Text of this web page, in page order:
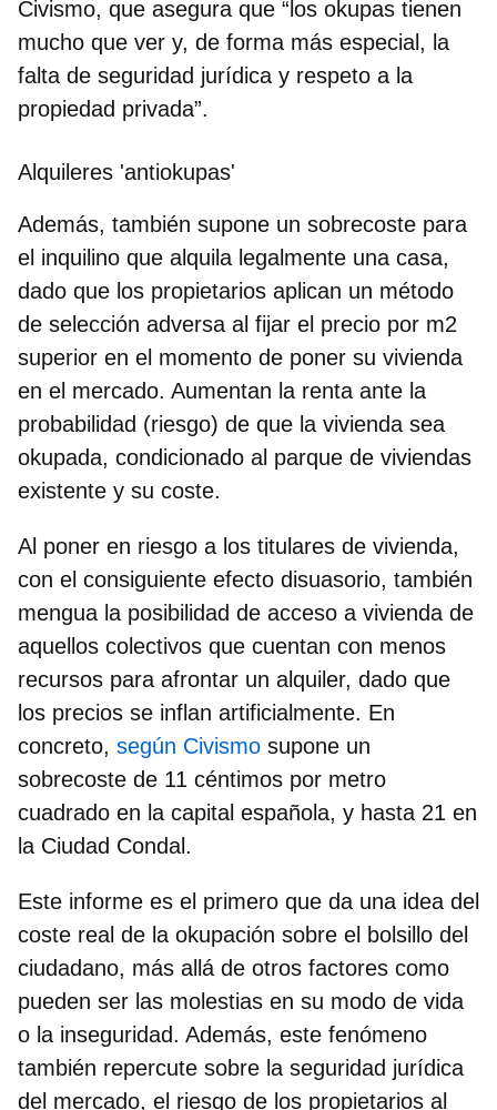
Civismo, que asegura que “los okupas tienen
mucho que ver y, de forma más especial, la
falta de seguridad jurídica y respeto a la
propiedad privada”.
Alquileres 'antiokupas'
Además, también supone un sobrecoste para
el inquilino que alquila legalmente una casa,
dado que los propietarios aplican un método
de selección adversa al fijar el precio por m2
superior en el momento de poner su vivienda
en el mercado. Aumentan la renta ante la
probabilidad (riesgo) de que la vivienda sea
okupada, condicionado al parque de viviendas
existente y su coste.
Al poner en riesgo a los titulares de vivienda,
con el consiguiente efecto disuasorio, también
mengua la posibilidad de acceso a vivienda de
aquellos colectivos que cuentan con menos
recursos para afrontar un alquiler, dado que
los precios se inflan artificialmente. En
concreto, según Civismo supone un
sobrecoste de 11 céntimos por metro
cuadrado en la capital española, y hasta 21 en
la Ciudad Condal.
Este informe es el primero que da una idea del
coste real de la okupación sobre el bolsillo del
ciudadano, más allá de otros factores como
pueden ser las molestias en su modo de vida
o la inseguridad. Además, este fenómeno
también repercute sobre la seguridad jurídica
del mercado, el riesgo de los propietarios al